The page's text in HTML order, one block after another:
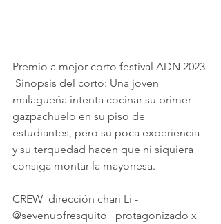
Premio a mejor corto festival ADN 2023
Sinopsis del corto: Una joven
malagueña intenta cocinar su primer
gazpachuelo en su piso de
estudiantes, pero su poca experiencia
y su terquedad hacen que ni siquiera
consiga montar la mayonesa.
CREW  dirección chari Li -
@sevenupfresquito   protagonizado x